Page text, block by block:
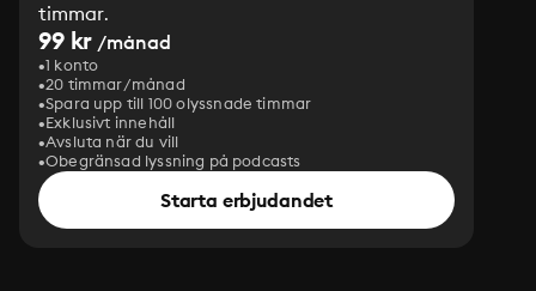
timmar.
99 kr /månad
1 konto
20 timmar/månad
Spara upp till 100 olyssnade timmar
Exklusivt innehåll
Avsluta när du vill
Obegränsad lyssning på podcasts
Starta erbjudandet